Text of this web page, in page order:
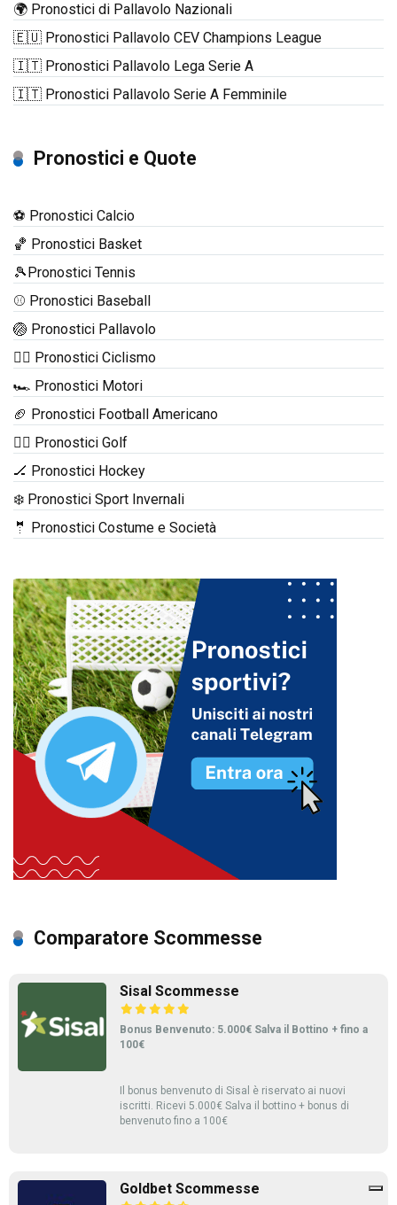
🌍 Pronostici di Pallavolo Nazionali
🇪🇺 Pronostici Pallavolo CEV Champions League
🇮🇹 Pronostici Pallavolo Lega Serie A
🇮🇹 Pronostici Pallavolo Serie A Femminile
Pronostici e Quote
⚽ Pronostici Calcio
🏀 Pronostici Basket
🎾Pronostici Tennis
⚾ Pronostici Baseball
🏐 Pronostici Pallavolo
🚴‍♂️ Pronostici Ciclismo
🏎️ Pronostici Motori
🏈 Pronostici Football Americano
🏌️‍♂️ Pronostici Golf
🏒 Pronostici Hockey
❄️ Pronostici Sport Invernali
🤵 Pronostici Costume e Società
Comparatore Scommesse
Sisal Scommesse
Bonus Benvenuto: 5.000€ Salva il Bottino + fino a
100€
Il bonus benvenuto di Sisal è riservato ai nuovi
iscritti. Ricevi 5.000€ Salva il bottino + bonus di
benvenuto fino a 100€
Goldbet Scommesse